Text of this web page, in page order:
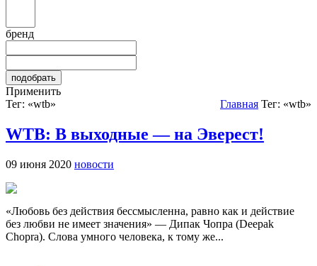
бренд
Применить
Тег: «wtb»
Главная Тег: «wtb»
WTB: В выходные — на Эверест!
09 июня 2020 новости
«Любовь без действия бессмысленна, равно как и действие
без любви не имеет значения» — Дипак Чопра (Deepak
Chopra). Слова умного человека, к тому же...